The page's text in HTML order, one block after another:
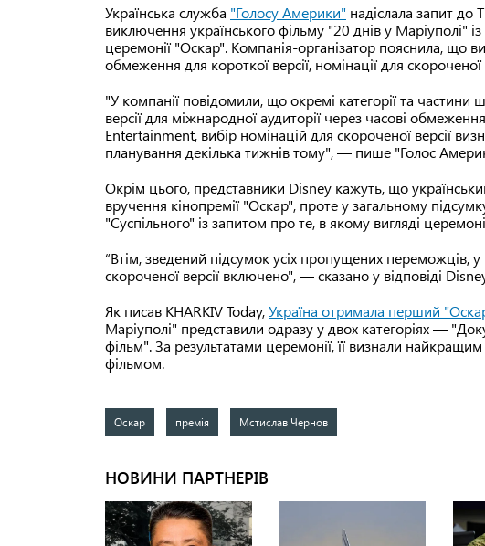
Українська служба "Голосу Америки" надіслала запит
виключення українського фільму "20 днів у Маріуполі"
церемонії "Оскар". Компанія-організатор пояснила, що
обмеження для короткої версії, номінації для
"У компанії повідомили, що окремі категорії та
версії для міжнародної аудиторії через часові
Entertainment, вибір номінацій для скороченої версії
планування декілька тижнів тому", — пише "Голос
Окрім цього, представники Disney кажуть, що
вручення кінопремії "Оскар", проте у загальному
"Суспільного" із запитом про те, в якому вигляді
“Втім, зведений підсумок усіх пропущених переможців,
скороченої версії включено", — сказано у відповіді
Як писав KHARKIV Today,Україна отримала перший
Маріуполі" представили одразу у двох категоріях —
фільм". За результатами церемонії, її визнали
фільмом.
Оскар премія Мстислав Чернов